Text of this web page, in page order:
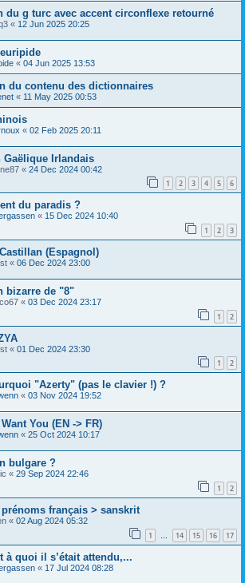
du g turc avec accent circonflexe retourné
« 12 Jun 2025 20:25
« 04 Jun 2025 13:53
du contenu des dictionnaires
« 11 May 2025 00:53
« 02 Feb 2025 20:11
Gaëlique Irlandais
« 24 Dec 2024 00:42
1 2 3 4 5 6
du paradis ?
« 15 Dec 2024 10:40
1 2 3
(Espagnol)
« 06 Dec 2024 23:00
bizarre de "8"
« 03 Dec 2024 23:17
1 2
« 01 Dec 2024 23:30
1 2
"Azerty" (pas le clavier !) ?
« 03 Nov 2024 19:52
You (EN -> FR)
« 25 Oct 2024 10:17
bulgare ?
« 29 Sep 2024 22:46
1 2
français > sanskrit
« 02 Aug 2024 05:32
1 … 14 15 16 17
à quoi il s’était attendu,...
« 17 Jul 2024 08:28